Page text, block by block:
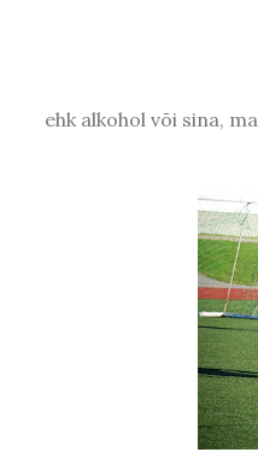
ehk alkohol või sina,